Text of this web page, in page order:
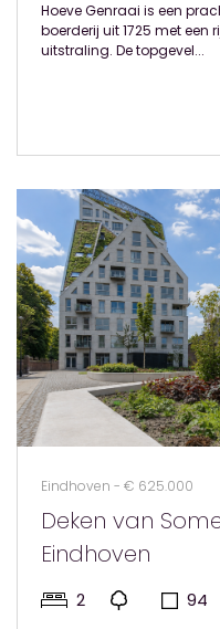
Hoeve Genraai is een
boerderij uit 1725 met een
uitstraling. De topgevel...
Eindhoven - € 625.000
Deken van
Eindhoven
2 94